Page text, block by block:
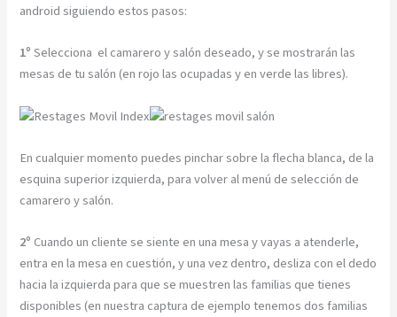
android siguiendo estos pasos:
1ºSelecciona el camarero y salón deseado, y se mostrarán las
mesas de tu salón (en rojo las ocupadas y en verde las libres).
En cualquier momento puedes pinchar sobre la flecha blanca, de la
esquina superior izquierda, para volver al menú de selección de
camarero y salón.
2º Cuando un cliente se siente en una mesa y vayas a atenderle,
entra en la mesa en cuestión, y una vez dentro, desliza con el dedo
hacia la izquierda para que se muestren las familias que tienes
disponibles (en nuestra captura de ejemplo tenemos dos familias